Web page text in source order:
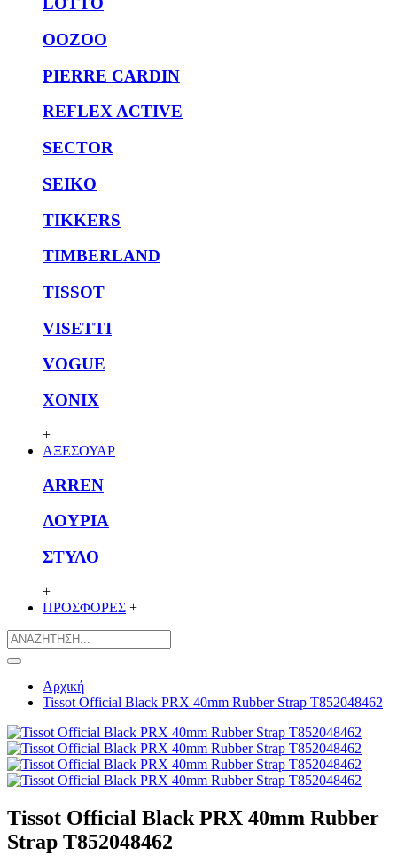
OOZOO
PIERRE CARDIN
REFLEX ACTIVE
SECTOR
SEIKO
TIKKERS
TIMBERLAND
TISSOT
VISETTI
VOGUE
XONIX
+
ΑΞΕΣΟΥΑΡ
ARREN
ΛΟΥΡΙΑ
ΣΤΥΛΟ
+
ΠΡΟΣΦΟΡΕΣ +
Αρχική
Tissot Official Black PRX 40mm Rubber Strap T852048462
Tissot Official Black PRX 40mm Rubber
Strap T852048462